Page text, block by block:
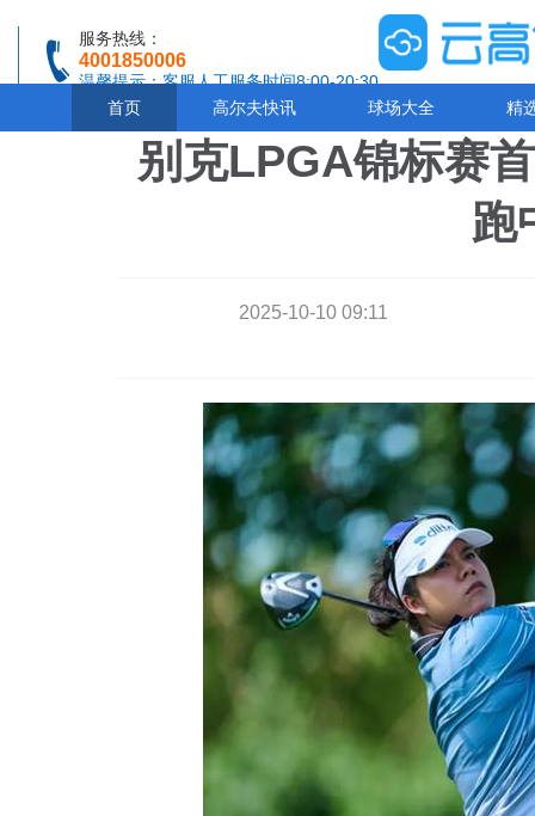
服务热线：
4001850006
温馨提示：客服人工服务时间8:00-20:30
首页
高尔夫快讯 球场大全 精
别克LPGA锦标赛
跑
2025-10-10 09:11